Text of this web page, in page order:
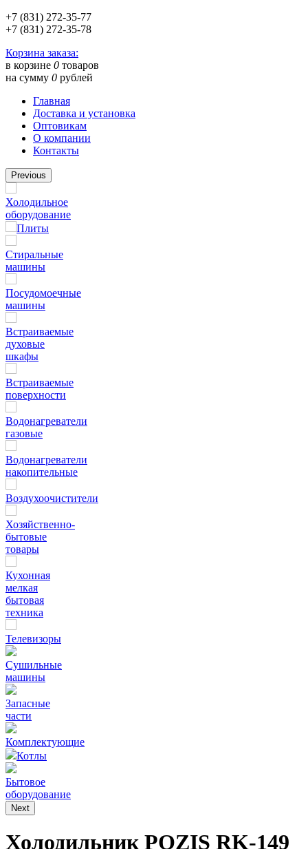
+7 (831) 272-35-77
+7 (831) 272-35-78
Корзина заказа:
в корзине 0 товаров
на сумму 0 рублей
Главная
Доставка и установка
Оптовикам
О компании
Контакты
Previous
Холодильное
оборудование
Плиты
Стиральные
машины
Посудомоечные
машины
Встраиваемые
духовые
шкафы
Встраиваемые
поверхности
Водонагреватели
газовые
Водонагреватели
накопительные
Воздухоочистители
Хозяйственно-
бытовые
товары
Кухонная
мелкая
бытовая
техника
Телевизоры
Сушильные
машины
Запасные
части
Комплектующие
Котлы
Бытовое
оборудование
Next
Холодильник POZIS RK-149